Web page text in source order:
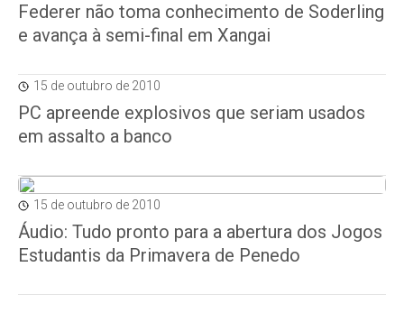
Federer não toma conhecimento de Soderling
e avança à semi-final em Xangai
15 de outubro de 2010
PC apreende explosivos que seriam usados
em assalto a banco
15 de outubro de 2010
Áudio: Tudo pronto para a abertura dos Jogos
Estudantis da Primavera de Penedo